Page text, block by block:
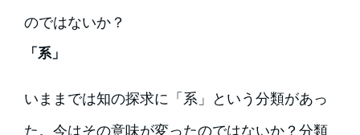
のではないか？
「系」
いままでは知の探求に「系」という分類があっ
た。今はその意味が変ったのではないか？分類